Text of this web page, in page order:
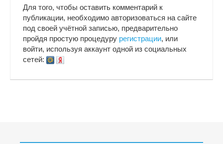
Для того, чтобы оставить комментарий к
публикации, необходимо авторизоваться на сайте
под своей учётной записью, предварительно
пройдя простую процедуру регистрации, или
войти, используя аккаунт одной из социальных
сетей: